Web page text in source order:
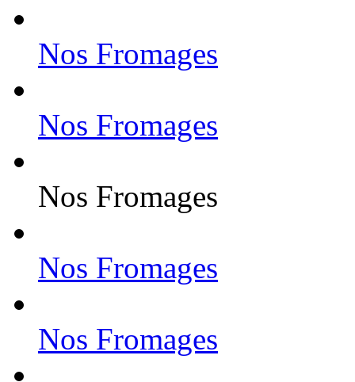
Nos Fromages
Nos Fromages
Nos Fromages
Nos Fromages
Nos Fromages